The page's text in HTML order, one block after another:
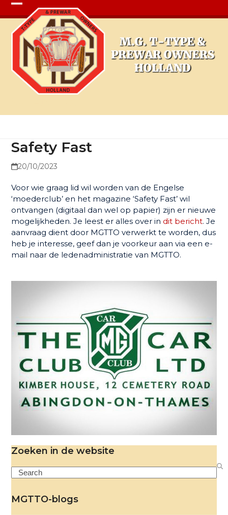
Open
mobile
menu
Close
mobile
menu
Safety Fast
20/10/2023
Voor wie graag lid wil worden van de Engelse
‘moederclub’ en het magazine ‘Safety Fast’ wil
ontvangen (digitaal dan wel op papier) zijn er nieuwe
mogelijkheden. Je leest er alles over in dit bericht. Je
aanvraag dient door MGTTO verwerkt te worden, dus
heb je interesse, geef dan je voorkeur aan via een e-
mail naar de ledenadministratie van MGTTO.
Zoeken in de website
Search
MGTTO-blogs